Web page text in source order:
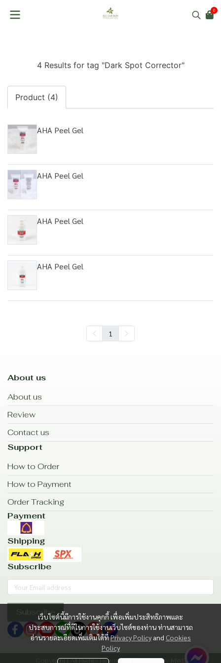
0
4 Results for tag "Dark Spot Corrector"
Product (4)
AHA Peel Gel
AHA Peel Gel
AHA Peel Gel
AHA Peel Gel
1
เว็บไซต์นี้มีการใช้งานคุกกี้ เพื่อเพิ่มประสิทธิภาพและ
ประสบการณ์ที่ดีในการใช้งานเว็บไซต์ของท่าน ท่านสามารถ
อ่านรายละเอียดเพิ่มเติมได้ที่Privacy Policy and Cookies
Policy
About us
About us
Review
Contact us
Support
How to Order
How to Payment
Order Tracking
Payment
Shipping
Subscribe
Subscribe
Copyright | All Rights Reserved | Powered by MWE